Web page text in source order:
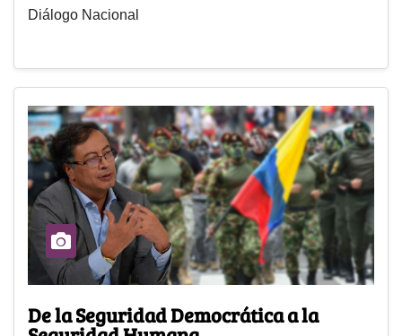
Diálogo Nacional
De la Seguridad Democrática a la